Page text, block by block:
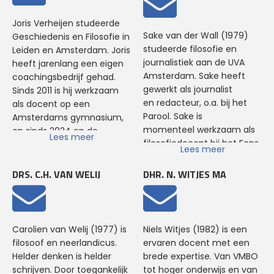
Economie & Duurzaamheid
en vanaf sep. 2021 tot 1 sept.
2024 de (Pre)master
Toegepaste Filosofie. Sjoerd
is tevens werkzaam als
adviseur en docent. Ook
heeft hij geeft hij
trainingen Professionaliteit &
Persoonsvorming (PEP) bij
de HTF.
veteranen en de Bosnische
overlevenden centraal
stond. Bij de HTF werkt Eva
als studiebegeleider,
mentor, algemeen lid van
de examencommissie en
docent Onderzoekskunde.
het Economenpanel van
BNR Nieuwsradio. Bij de HTF
doceert Paul de
modules o.a. Inleiding
Duurzaamheid, Wijsgerige
Ethiek. Tevens vervult Paul
vanaf sep. 2021 de rol van
directeur Onderwijs bij de
HTF.
tijdschrift Wijsgerig
Perspectief, jurylid van de
Socratesbeker en landelijk
coördinator van de Maand
van de Filosofie. Haar
studies Filosofie van de
Gedragswetenschappen
en Forensische
Orthopedagogiek rondde
ze beide cum laude af. Bij
de HTF is Lianne
coördinator van de
2024) de (Pre)master
Toegepaste Filosofie.
Daarnaast is Lianne docent
Joris Verheijen studeerde
Geschiedenis en Filosofie in
Leiden en Amsterdam. Joris
heeft jarenlang een eigen
coachingsbedrijf gehad.
Sinds 2011 is hij werkzaam
als docent op een
Amsterdams gymnasium,
en sinds 2024 op de
Hogeschool voor
gepromoveerde in juni
2024 op een proefschrift
over de actualiteit van het
Duitse Bildungsbegrip als
onderwijsfilosofie. Hij
publiceert in verschillende
tijdschriften en op
opiniesites. Bij de HTF is
Lees meer
Sake van der Wall (1979)
studeerde filosofie en
journalistiek aan de UVA
Amsterdam. Sake heeft
gewerkt als journalist
en redacteur, o.a. bij het
Parool. Sake is
momenteel werkzaam als
filosofiedocent bij het Fons
Vitae Lyceum in
Amsterdam. Daarnaast
schrijft
Sake ondermeer voor het
satirische platvorm De
Speld (onderdeel van
Volkskrant). Sake is tevens
bestuurslid van de
landelijke Vereniging voor
Lees meer
DRS. C.H. VAN WELIJ
Carolien van Welij (1977) is
filosoof en neerlandicus.
Helder denken is helder
schrijven. Door toegankelijk
DHR. N. WITJES MA
Niels Witjes (1982) is een
ervaren docent met een
brede expertise. Van VMBO
tot hoger onderwijs en van